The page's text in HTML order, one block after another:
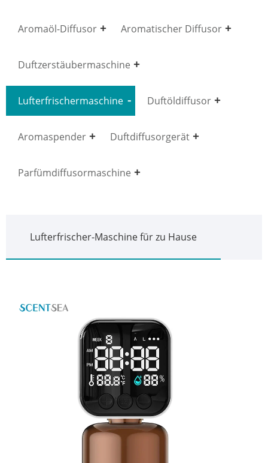
Aromaöl-Diffusor Aromatischer Diffusor
Duftzerstäubermaschine
Lufterfrischermaschine Duftöldiffusor
Aromaspender Duftdiffusorgerät
Parfümdiffusormaschine
Lufterfrischer-Maschine für zu Hause